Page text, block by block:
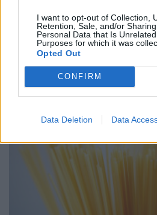
I want to opt-out of Collection,
Retention, Sale, and/or
Personal Data that Is
Purposes for which it was
Opted Out
CONFIRM
Data Deletion Data
Τα 4 φρούτα που βοηθούν στη
σακχάρου, σύμφωνα με τους
ΕΥ ΖΗΝ 06/08/2026 - 06:48